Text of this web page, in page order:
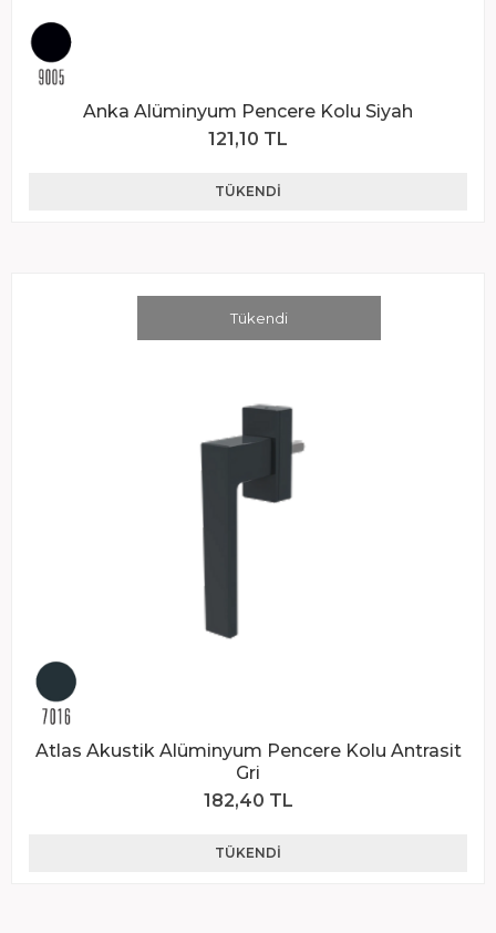
Anka Alüminyum Pencere Kolu Siyah
121,10 TL
TÜKENDI
Tükendi
Atlas Akustik Alüminyum Pencere Kolu Antrasit
Gri
182,40 TL
TÜKENDI